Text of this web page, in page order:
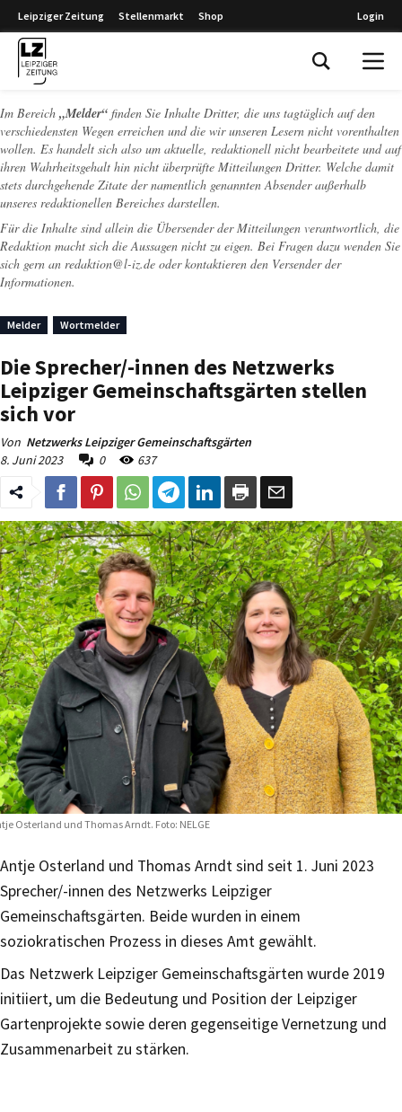
Leipziger Zeitung Stellenmarkt Shop Login
Im Bereich „Melder“ finden Sie Inhalte Dritter, die uns tagtäglich auf den
verschiedensten Wegen erreichen und die wir unseren Lesern nicht vorenthalten
wollen. Es handelt sich also um aktuelle, redaktionell nicht bearbeitete und auf
ihren Wahrheitsgehalt hin nicht überprüfte Mitteilungen Dritter. Welche damit
stets durchgehende Zitate der namentlich genannten Absender außerhalb
unseres redaktionellen Bereiches darstellen.
Für die Inhalte sind allein die Übersender der Mitteilungen verantwortlich, die
Redaktion macht sich die Aussagen nicht zu eigen. Bei Fragen dazu wenden Sie
sich gern an redaktion@l-iz.de oder kontaktieren den Versender der
Informationen.
Melder Wortmelder
Die Sprecher/-innen des Netzwerks
Leipziger Gemeinschaftsgärten stellen
sich vor
Von Netzwerks Leipziger Gemeinschaftsgärten
8. Juni 2023
0 637
Osterland und Thomas Arndt. Foto: NELGE
Antje Osterland und Thomas Arndt sind seit 1. Juni 2023
Sprecher/-innen des Netzwerks Leipziger
Gemeinschaftsgärten. Beide wurden in einem
soziokratischen Prozess in dieses Amt gewählt.
Das Netzwerk Leipziger Gemeinschaftsgärten wurde 2019
initiiert, um die Bedeutung und Position der Leipziger
Gartenprojekte sowie deren gegenseitige Vernetzung und
Zusammenarbeit zu stärken.